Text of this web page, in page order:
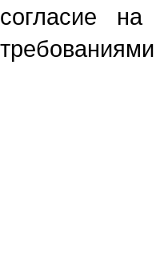
согласие